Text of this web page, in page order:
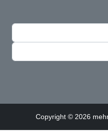
Copyright © 2026